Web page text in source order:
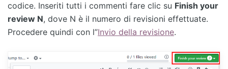
codice. Inseriti tutti i commenti fare clic su Finish your
review N, dove N è il numero di revisioni effettuate.
Procedere quindi con l”Invio della revisione.